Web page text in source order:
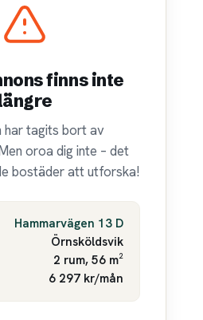
finns inte
har tagits bort av
oroa dig inte – det
bostäder att utforska!
Hammarvägen 13 D
Örnsköldsvik
2 rum, 56 m²
6 297 kr/mån